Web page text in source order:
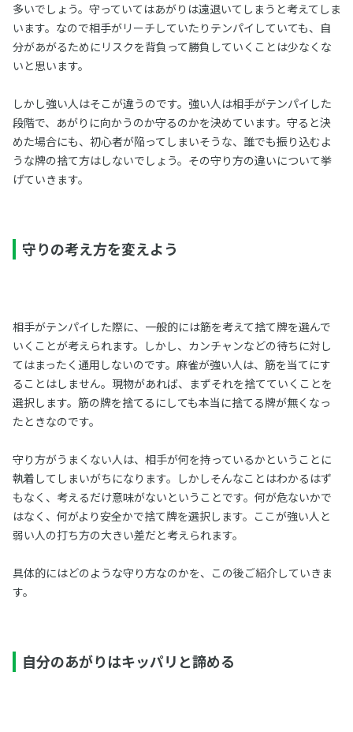
多いでしょう。守っていてはあがりは遠退いてしまうと考えてしま
います。なので相手がリーチしていたりテンパイしていても、自
分があがるためにリスクを背負って勝負していくことは少なくな
いと思います。
しかし強い人はそこが違うのです。強い人は相手がテンパイした
段階で、あがりに向かうのか守るのかを決めています。守ると決
めた場合にも、初心者が陥ってしまいそうな、誰でも振り込むよ
うな牌の捨て方はしないでしょう。その守り方の違いについて挙
げていきます。
守りの考え方を変えよう
相手がテンパイした際に、一般的には筋を考えて捨て牌を選んで
いくことが考えられます。しかし、カンチャンなどの待ちに対し
てはまったく通用しないのです。麻雀が強い人は、筋を当てにす
ることはしません。現物があれば、まずそれを捨てていくことを
選択します。筋の牌を捨てるにしても本当に捨てる牌が無くなっ
たときなのです。
守り方がうまくない人は、相手が何を持っているかということに
執着してしまいがちになります。しかしそんなことはわかるはず
もなく、考えるだけ意味がないということです。何が危ないかで
はなく、何がより安全かで捨て牌を選択します。ここが強い人と
弱い人の打ち方の大きい差だと考えられます。
具体的にはどのような守り方なのかを、この後ご紹介していきま
す。
自分のあがりはキッパリと諦める